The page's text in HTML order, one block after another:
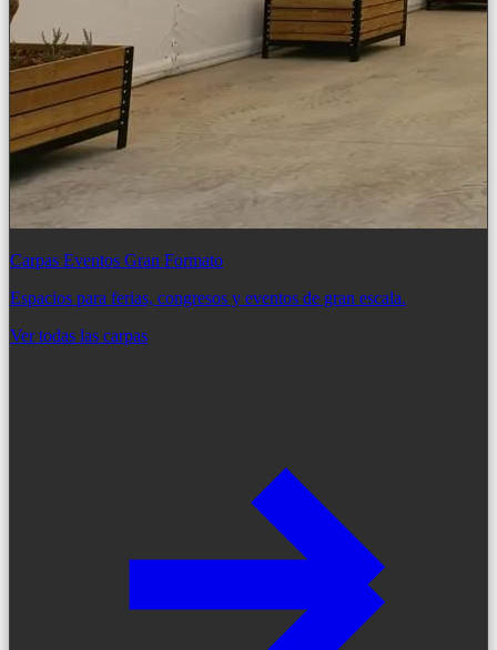
Carpas Eventos Gran Formato
Espacios para ferias, congresos y eventos de gran escala.
Ver todas las carpas